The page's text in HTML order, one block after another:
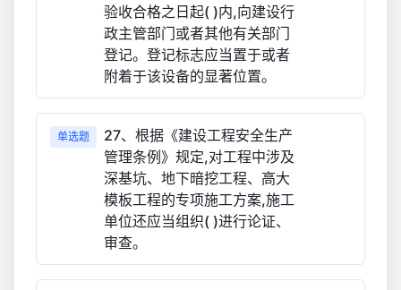
验收合格之日起( )内,向建设行
政主管部门或者其他有关部门
登记。登记标志应当置于或者
附着于该设备的显著位置。
单选题
27、根据《建设工程安全生产
管理条例》规定,对工程中涉及
深基坑、地下暗挖工程、高大
模板工程的专项施工方案,施工
单位还应当组织( )进行论证、
审查。